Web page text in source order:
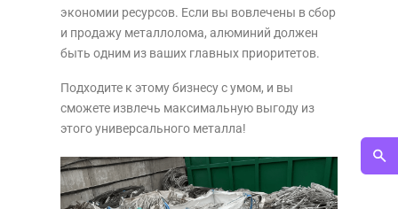
экономии ресурсов. Если вы вовлечены в сбор
и продажу металлолома, алюминий должен
быть одним из ваших главных приоритетов.
Подходите к этому бизнесу с умом, и вы
сможете извлечь максимальную выгоду из
этого универсального металла!